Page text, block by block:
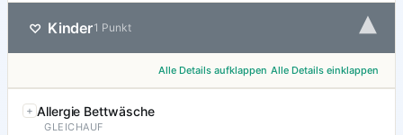
♡ Kinder1 Punkt ▾
Alle Details aufklappen Alle Details einklappen
Allergie Bettwäsche
GLEICHAUF